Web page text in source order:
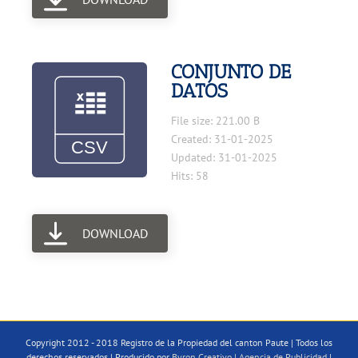
CONJUNTO DE
DATOS
File size: 221.00 B
Created: 31-01-2025
Updated: 31-01-2025
Hits: 58
DOWNLOAD
Copyright 2012 - 2018 Registro de la Propiedad del canton Paute | Todos los